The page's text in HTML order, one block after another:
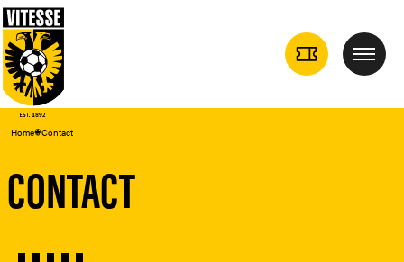
TICKETS
Menu
Home Contact
CONTACT